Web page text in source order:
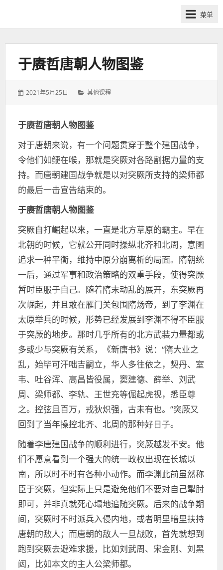
筹
菜单
于赓哲唐朝人物图鉴
发
2021年5月25日
分
其他课程
于赓哲唐朝人物图鉴
对于唐朝来说，有一个问题贯穿于整个建国战争，
令他们如鲠在喉，那就是突厥对各路割据力量的支
持。而唐朝建国战争就是以对突厥所支持的梁师都
的最后一击宣告结束的。
于赓哲唐朝人物图鉴
突厥自打崛起以来，一直是北方草原的霸主。早在
北朝的时候，它就公开同时操纵北齐和北周，意图
追求一种平衡，维持中原分崩离析的局面。隋朝统
一后，通过军事和政治策略的双重手段，使得突厥
暂时臣服于自己。随着隋末动乱的展开，东突厥再
次崛起，并且敢在雁门关包围隋炀帝，到了李渊在
太原举兵的时候，形势已经发展到李渊不得不臣服
于突厥的地步。那时几乎所有的北方武装力量都或
多或少与突厥有关系，《新唐书》说：“隋大业之
乱，始毕可汗咄吉嗣立，华人多往依之，契丹、室
韦、吐谷浑、高昌皆役属，窦建德、薛举、刘武
周、梁师都、李轨、王世充等倔起虎视，悉臣尊
之。控弦且百万，戎狄炽强，古未有也。”突厥又
回到了当年操控北齐、北周的那种好日子。
随着李唐建国战争的顺利进行，突厥越发不安。他
们不愿意看到一个强大的统一政权出现在长城以
南，所以时不时有各种小动作。而李渊此前虽然称
臣于突厥，但实际上只是避免他们不要对自己掣肘
即可，并非真就死心塌地追随突厥。后来的战争期
间，突厥时不时派兵入侵内地，或者明里暗里扶持
唐朝的敌人；而唐朝的敌人一旦战败，首先就想到
跑到突厥去避难求援，比如刘武周、宋金刚、刘黑
闼，比如本文的主人公梁师都。